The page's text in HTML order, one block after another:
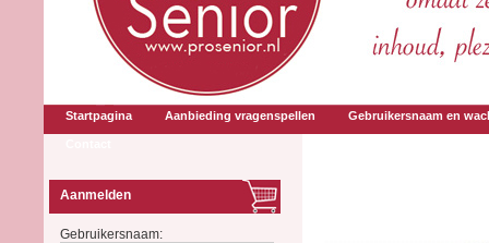
Startpagina Aanbieding vragenspellen Gebruikersnaam en
Aanmelden
Gebruikersnaam: